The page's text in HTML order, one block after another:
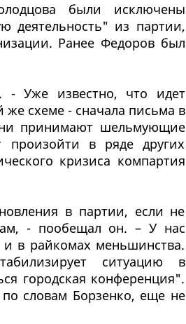
были исключены
деятельность" из партии,
Ранее Федоров был
- Уже известно, что идет
схеме - сначала письма в
принимают шельмующие
в ряде других
кризиса компартия
в партии, если не
- пообещал он. – У нас
в райкомах меньшинства.
ситуацию в
городская конференция".
словам Борзенко, еще не